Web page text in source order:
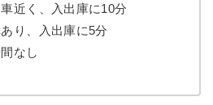
近く、入出庫に10分
り、入出庫に5分
なし